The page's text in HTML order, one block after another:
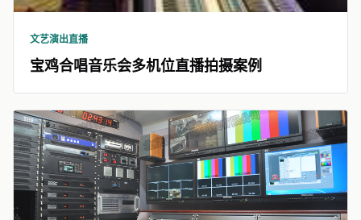
文艺演出直播
宝鸡合唱音乐会多机位直播拍摄案例